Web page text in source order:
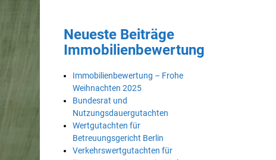
Neueste Beiträge
Immobilienbewertung
Immobilienbewertung – Frohe
Weihnachten 2025
Bundesrat und
Nutzungsdauergutachten
Wertgutachten für
Betreuungsgericht Berlin
Verkehrswertgutachten für